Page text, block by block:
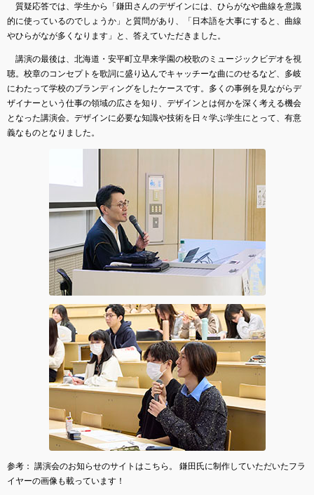
質疑応答では、学生から「鎌田さんのデザインには、ひらがなや曲線を意識
的に使っているのでしょうか」と質問があり、「日本語を大事にすると、曲線
やひらがなが多くなります」と、答えていただきました。
講演の最後は、北海道・安平町立早来学園の校歌のミュージックビデオを視
聴。校章のコンセプトを歌詞に盛り込んでキャッチーな曲にのせるなど、多岐
にわたって学校のブランディングをしたケースです。多くの事例を見ながらデ
ザイナーという仕事の領域の広さを知り、デザインとは何かを深く考える機会
となった講演会。デザインに必要な知識や技術を日々学ぶ学生にとって、有意
義なものとなりました。
参考： 講演会のお知らせのサイトはこちら。 鎌田氏に制作していただいたフラ
イヤーの画像も載っています！